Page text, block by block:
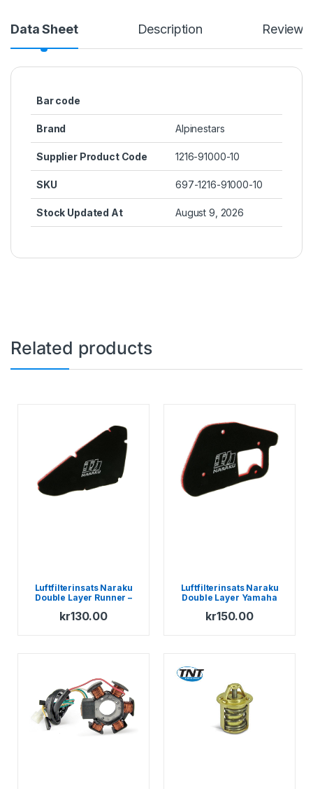
Data Sheet Description Reviews
Bar code
Brand Alpinestars
Supplier Product Code 1216-91000-10
SKU 697-1216-91000-10
Stock Updated At August 9, 2026
Related products
Luftfilterinsats Naraku
Double Layer Runner –
Stalker
kr130.00
Luftfilterinsats Naraku
Double Layer Yamaha
kr150.00